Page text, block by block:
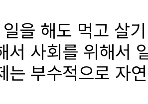
을 해도 먹고 살
서 사회를 위해서
는 부수적으로 자